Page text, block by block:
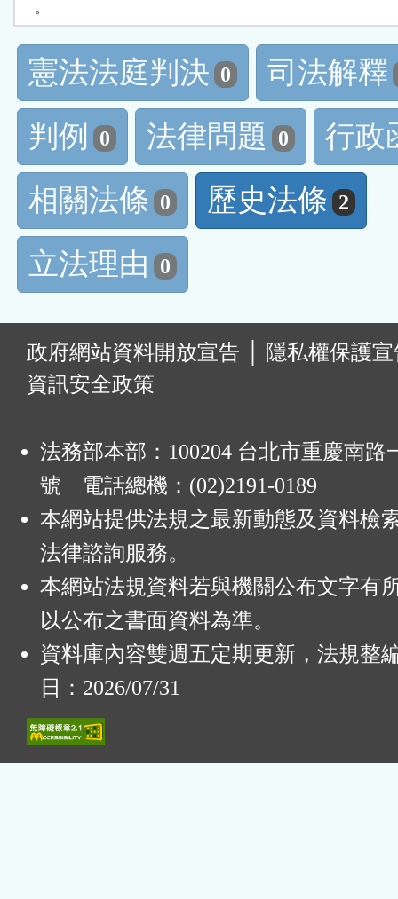
    。
憲法法庭判決 0
司法解釋
判例
0 法律問題 0
行政
相關法條 0 歷史法條 2
立法理由 0
政府網站資料開放宣告
隱私權保護
資訊安全政策
法務部本部：100204 台北市重慶南路
號 電話總機：(02)2191-0189
本網站提供法規之最新動態及資料檢
法律諮詢服務。
本網站法規資料若與機關公布文字有
以公布之書面資料為準。
資料庫內容雙週五定期更新，法規整
日：2026/07/31